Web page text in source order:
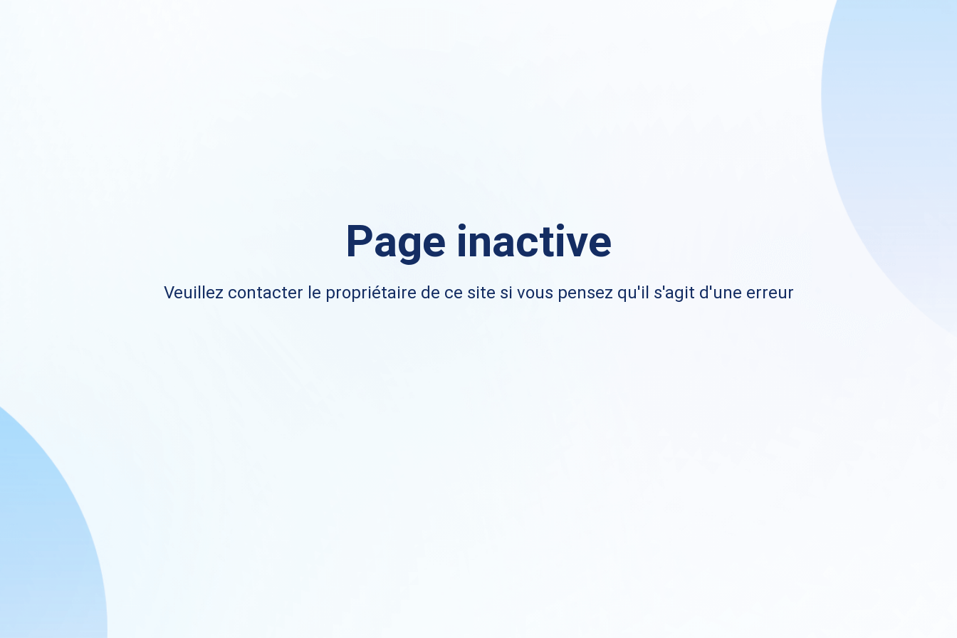
Page inactive
Veuillez contacter le propriétaire de ce site si vous pensez qu'il s'agit d'une erreur